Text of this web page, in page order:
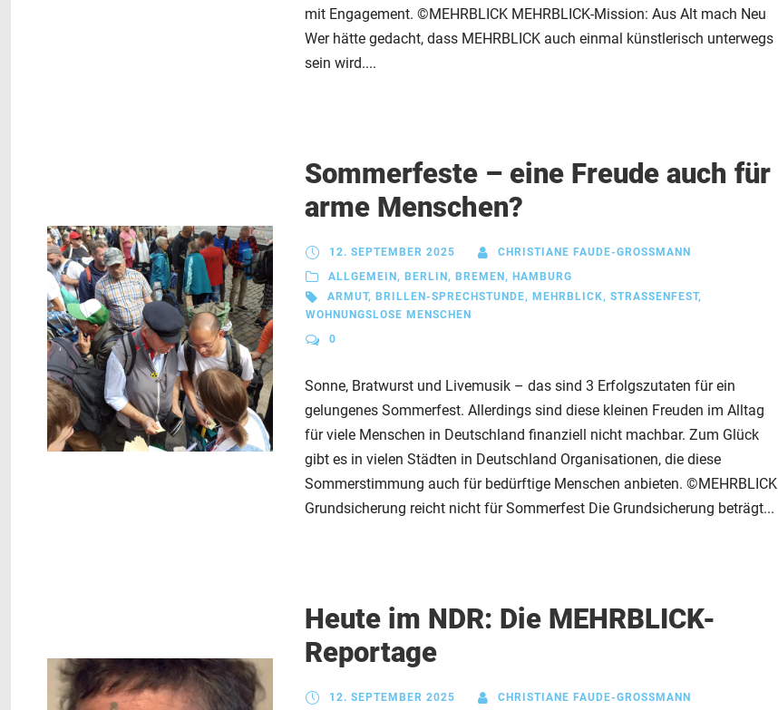
mit Engagement. ©MEHRBLICK MEHRBLICK-Mission: Aus Alt mach Neu
Wer hätte gedacht, dass MEHRBLICK auch einmal künstlerisch unterwegs
sein wird....
Sommerfeste – eine Freude auch für
arme Menschen?
12. SEPTEMBER 2025
CHRISTIANE FAUDE-GROSSMANN
ALLGEMEIN , BERLIN , BREMEN , HAMBURG
ARMUT, BRILLEN-SPRECHSTUNDE, MEHRBLICK, STRASSENFEST ,
WOHNUNGSLOSE MENSCHEN
0
Sonne, Bratwurst und Livemusik – das sind 3 Erfolgszutaten für ein
gelungenes Sommerfest. Allerdings sind diese kleinen Freuden im Alltag
für viele Menschen in Deutschland finanziell nicht machbar. Zum Glück
gibt es in vielen Städten in Deutschland Organisationen, die diese
Sommerstimmung auch für bedürftige Menschen anbieten. ©MEHRBLICK
Grundsicherung reicht nicht für Sommerfest Die Grundsicherung beträgt...
Heute im NDR: Die MEHRBLICK-
Reportage
12. SEPTEMBER 2025 CHRISTIANE FAUDE-GROSSMANN